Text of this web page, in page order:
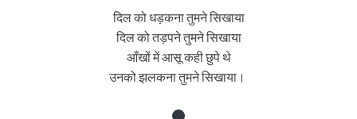
दिल को धड़कना तुमने सिखाया
दिल को तड़पने तुमने सिखाया
आँखों में आसू कही छुपे थे
उनको झलकना तुमने सिखाया।